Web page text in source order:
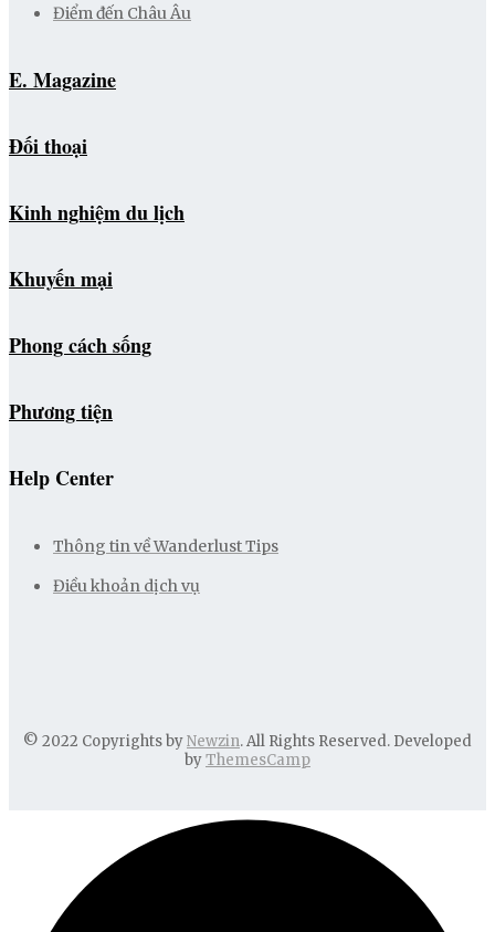
Điểm đến Châu Âu
E. Magazine
Đối thoại
Kinh nghiệm du lịch
Khuyến mại
Phong cách sống
Phương tiện
Help Center
Thông tin về Wanderlust Tips
Điều khoản dịch vụ
© 2022 Copyrights byNewzin. All Rights Reserved. Developed
byThemesCamp